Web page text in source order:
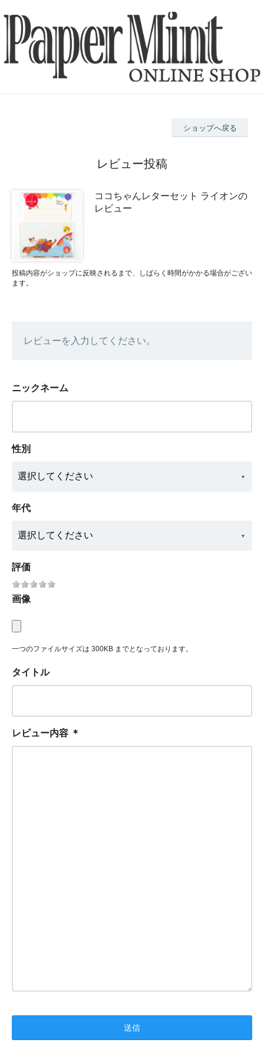
ショップへ戻る
レビュー投稿
ココちゃんレターセット ライオンの
レビュー
投稿内容がショップに反映されるまで、しばらく時間がかかる場合がござい
ます。
レビューを入力してください。
ニックネーム
性別
年代
評価
画像
一つのファイルサイズは 300KB までとなっております。
タイトル
レビュー内容 ＊